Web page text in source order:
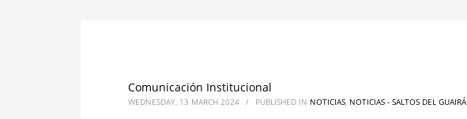
Comunicación Institucional
WEDNESDAY, 13 MARCH 2024 / PUBLISHED IN NOTICIAS, NOTICIAS - SALTOS DEL GUAIRÁ